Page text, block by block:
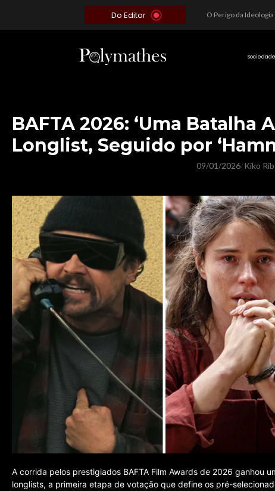
Do Editor
Sociedade
BAFTA 2026: ‘Uma Batalha
Longlist, Seguido por
09/01/2026/ Kiko
A corrida pelos prestigiados BAFTA Film Awards de 2026 ganhou
longlists, a primeira etapa de votação que define os pré-